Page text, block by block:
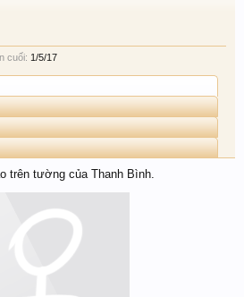
cuối: 1/5/17
trên tường của Thanh Bình.